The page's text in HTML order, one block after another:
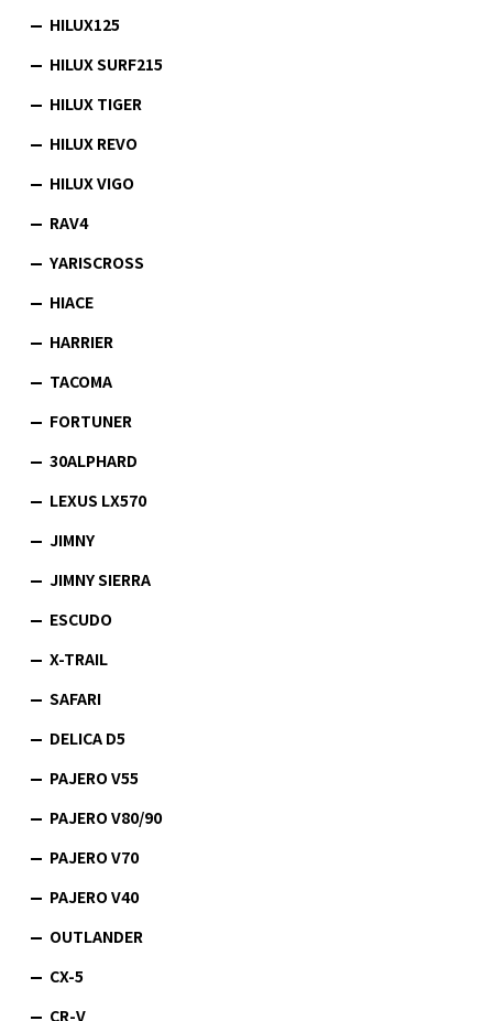
HILUX125
HILUX SURF215
HILUX TIGER
HILUX REVO
HILUX VIGO
RAV4
YARISCROSS
HIACE
HARRIER
TACOMA
FORTUNER
30ALPHARD
LEXUS LX570
JIMNY
JIMNY SIERRA
ESCUDO
X-TRAIL
SAFARI
DELICA D5
PAJERO V55
PAJERO V80/90
PAJERO V70
PAJERO V40
OUTLANDER
CX-5
CR-V